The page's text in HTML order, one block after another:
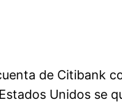
de Citibank
Unidos se